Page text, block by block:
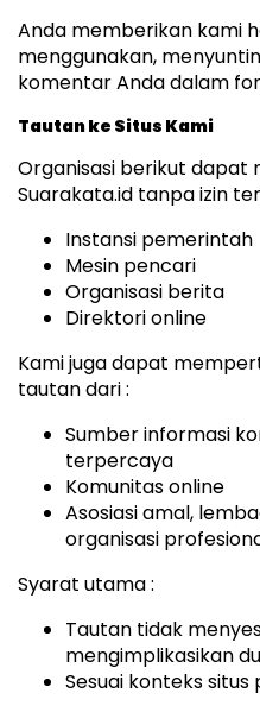
Anda memberikan kami
menggunakan,
komentar Anda dalam
Tautan ke Situs Kami
Organisasi berikut dapat
Suarakata.id tanpa izin
Instansi pemerintah
Mesin pencari
Organisasi berita
Direktori online
Kami juga dapat
tautan dari :
Sumber informasi
terpercaya
Komunitas online
Asosiasi amal,
organisasi
Syarat utama :
Tautan tidak
mengimplikasikan
Sesuai konteks